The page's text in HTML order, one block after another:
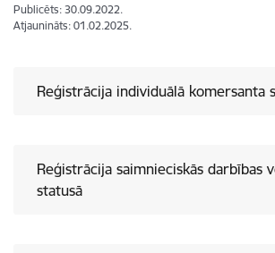
Publicēts: 30.09.2022.
Atjaunināts: 01.02.2025.
Reģistrācija individuālā komersanta
Reģistrācija saimnieciskās darbības
statusā